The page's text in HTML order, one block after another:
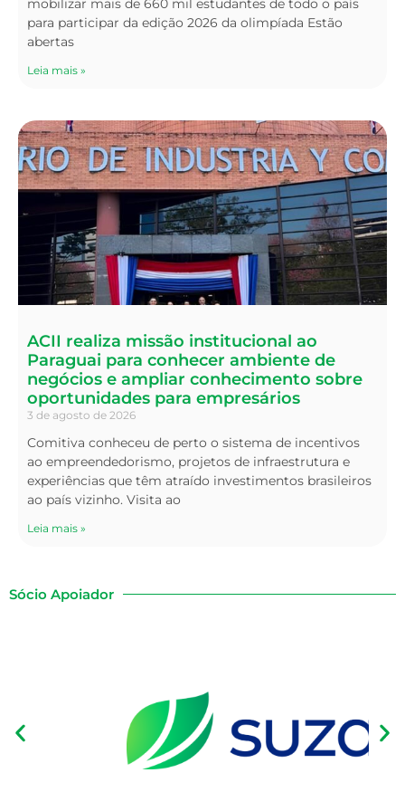
mobilizar mais de 660 mil estudantes de todo o país
para participar da edição 2026 da olimpíada Estão
abertas
Leia mais »
ACII realiza missão institucional ao
Paraguai para conhecer ambiente de
negócios e ampliar conhecimento sobre
oportunidades para empresários
3 de agosto de 2026
Comitiva conheceu de perto o sistema de incentivos
ao empreendedorismo, projetos de infraestrutura e
experiências que têm atraído investimentos brasileiros
ao país vizinho. Visita ao
Leia mais »
Sócio Apoiador